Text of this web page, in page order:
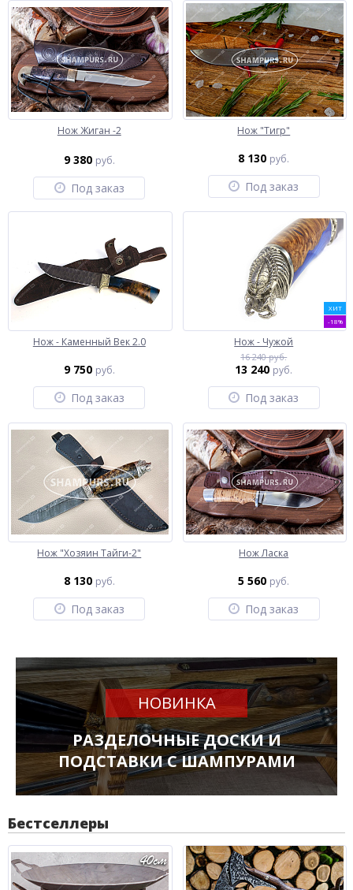
Нож Жиган -2
9 380 руб.
Под заказ
Нож "Тигр"
8 130 руб.
Под заказ
Нож - Каменный Век 2.0
9 750 руб.
Под заказ
ХИТ
-18%
Нож - Чужой
16 240 руб.
13 240 руб.
Под заказ
Нож "Хозяин Тайги-2"
8 130 руб.
Под заказ
Нож Ласка
5 560 руб.
Под заказ
НОВИНКА
РАЗДЕЛОЧНЫЕ ДОСКИ И
ПОДСТАВКИ С ШАМПУРАМИ
Бестселлеры